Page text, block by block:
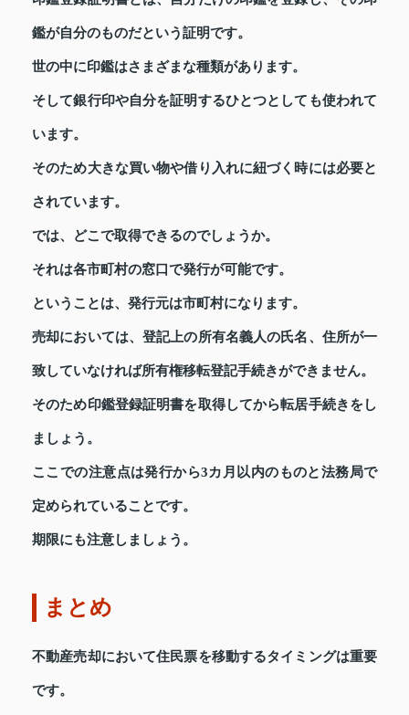
鑑が自分のものだという証明です。
世の中に印鑑はさまざまな種類があります。
そして銀行印や自分を証明するひとつとしても使われて
います。
そのため大きな買い物や借り入れに紐づく時には必要と
されています。
では、どこで取得できるのでしょうか。
それは各市町村の窓口で発行が可能です。
ということは、発行元は市町村になります。
売却においては、登記上の所有名義人の氏名、住所が一
致していなければ所有権移転登記手続きができません。
そのため印鑑登録証明書を取得してから転居手続きをし
ましょう。
ここでの注意点は発行から3カ月以内のものと法務局で
定められていることです。
期限にも注意しましょう。
まとめ
不動産売却において住民票を移動するタイミングは重要
です。